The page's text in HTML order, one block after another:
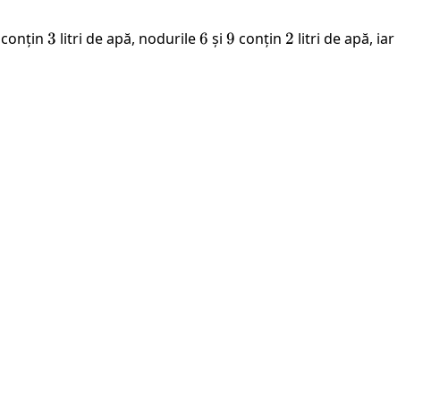
conțin3
3 litri de apă, nodurile6
6 și9
9 conțin 2
2 litri de apă, iar